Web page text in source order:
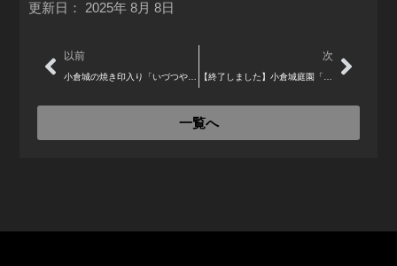
更新日： 2025年 8月 8日
Prev
以前
小倉城の焼き印入り「いづつや饅頭」が登場 6月26日（金）より3日間限定販売 初日は武将隊がお出迎え
次
【終了しました】小倉城庭園「表千家こども茶会」（2025年8月31日）
Next
一覧へ